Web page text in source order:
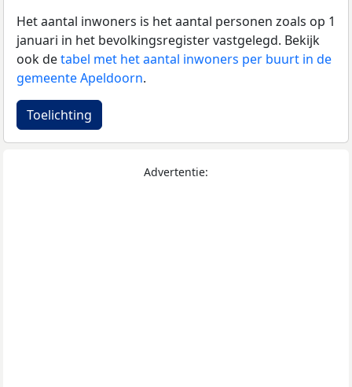
Het aantal inwoners is het aantal personen zoals op 1
januari in het bevolkingsregister vastgelegd. Bekijk
ook detabel met het aantal inwoners per buurt in de
gemeente Apeldoorn.
Toelichting
Advertentie: